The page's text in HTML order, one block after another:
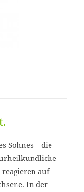
Sohnes – die
auf
In der